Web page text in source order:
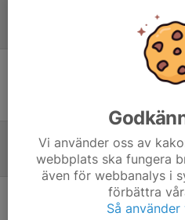
Ingen
Referat
Inget
Vi använder oss av
webbplats ska fungera
även för webbanalys i
förbättra
Så